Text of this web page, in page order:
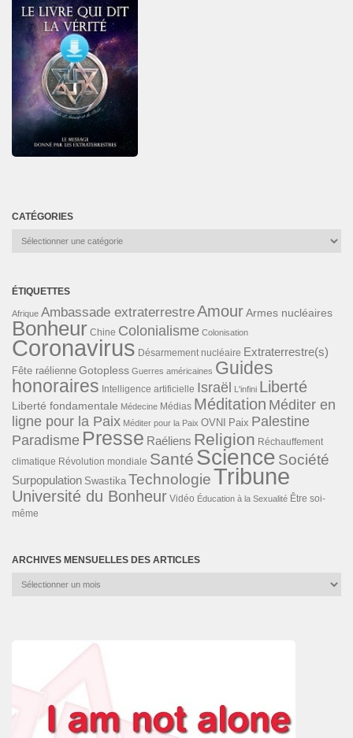
CATÉGORIES
Catégories
ÉTIQUETTES
Afrique Ambassade extraterrestreAmourArmes nucléaires
Bonheur Chine Colonialisme Colonisation
Coronavirus Désarmement nucléaire Extraterrestre(s)
Fête raélienne Gotopless Guerres américaines Guides
honoraires Intelligence artificielle Israël L'infini Liberté
Liberté fondamentale Médecine Médias Méditation Méditer en
ligne pour la Paix Méditer pour la Paix OVNI Paix Palestine
Paradisme Presse Raéliens Religion Réchauffement
climatique Révolution mondiale Santé Science Société
Surpopulation Swastika TechnologieTribune
Université du Bonheur Vidéo Éducation à la Sexualité Être soi-
même
ARCHIVES MENSUELLES DES ARTICLES
Archives